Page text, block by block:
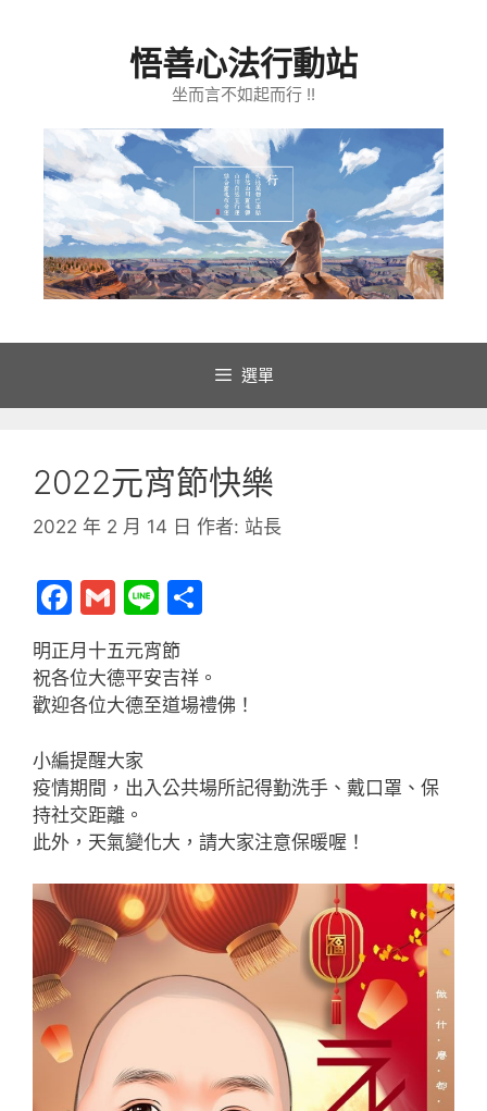
悟善心法行動站
坐而言不如起而行 !!
選單
2022元宵節快樂
2022 年 2 月 14 日 作者: 站長
F
a
c
e
o
o
k
G
m
ai
l
Li
n
e
明正月十五元宵節
祝各位大德平安吉祥。
歡迎各位大德至道場禮佛！
小編提醒大家
疫情期間，出入公共場所記得勤洗手、戴口罩、保
持社交距離。
此外，天氣變化大，請大家注意保暖喔！